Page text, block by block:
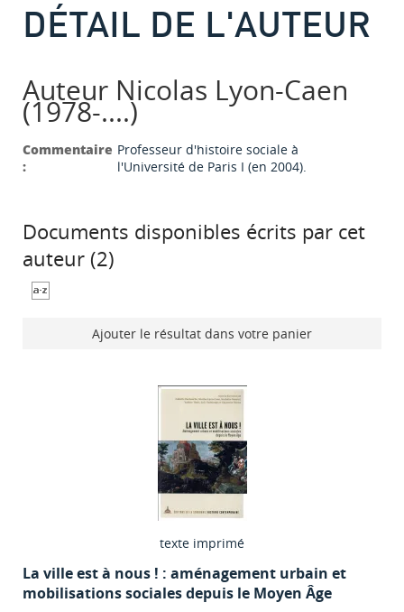
DÉTAIL DE L'AUTEUR
Auteur Nicolas Lyon-Caen
(1978-....)
Commentaire
:
Professeur d'histoire sociale à
l'Université de Paris I (en 2004).
Documents disponibles écrits par cet
auteur (2)
Ajouter le résultat dans votre panier
texte imprimé
La ville est à nous ! : aménagement urbain et
mobilisations sociales depuis le Moyen Âge